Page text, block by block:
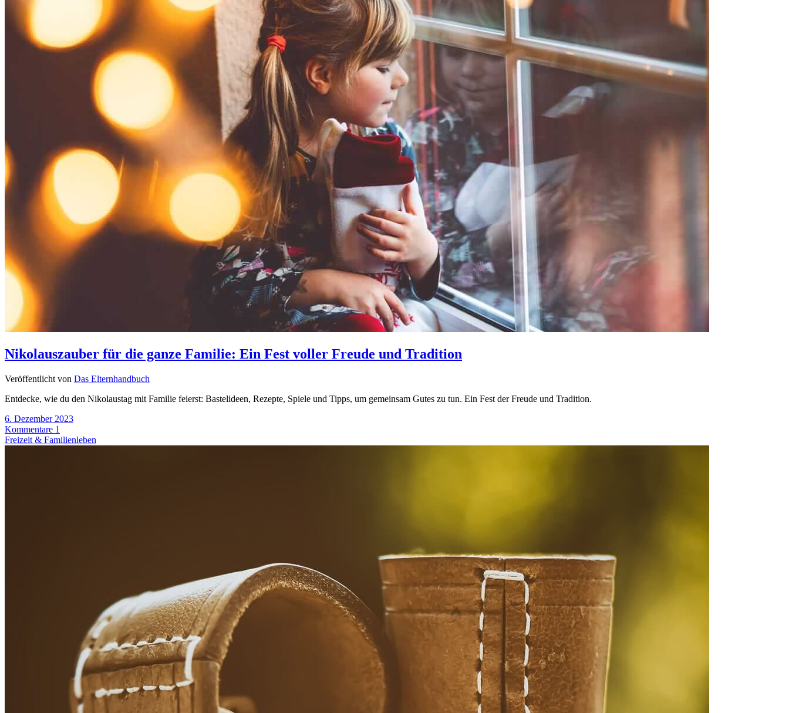
Nikolauszauber für die ganze Familie: Ein Fest voller Freude und Tradition
Veröffentlicht von Das Elternhandbuch
Entdecke, wie du den Nikolaustag mit Familie feierst: Bastelideen, Rezepte, Spiele und Tipps, um gemeinsam Gutes zu tun. Ein Fest der Freude und Tradition.
6. Dezember 2023
Kommentare 1
Freizeit & Familienleben